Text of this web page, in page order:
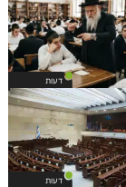
דעות
דעות